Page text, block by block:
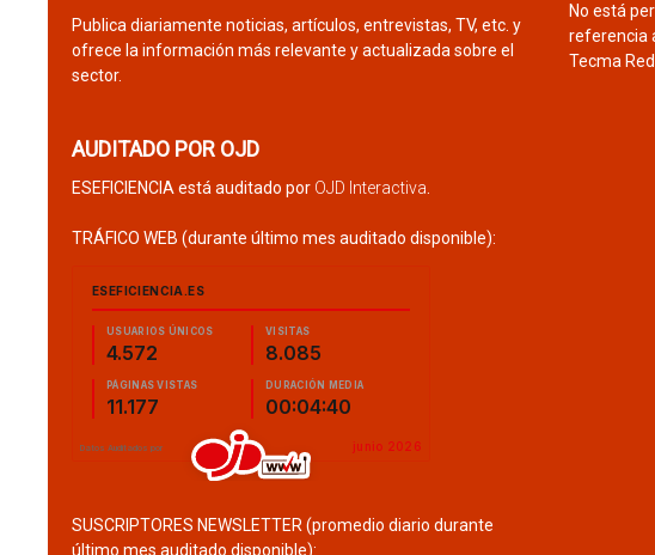
Publica diariamente noticias, artículos, entrevistas, TV, etc. y
ofrece la información más relevante y actualizada sobre el
sector.
AUDITADO POR OJD
ESEFICIENCIA está auditado por OJD Interactiva
TRÁFICO WEB (durante último mes auditado disponible):
SUSCRIPTORES NEWSLETTER (promedio diario durante
último mes auditado disponible):
No está
referencia
Tecma Red